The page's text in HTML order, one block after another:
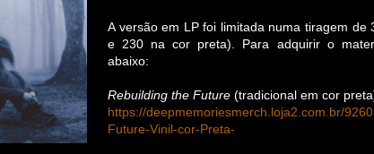
A versão em LP foi limitada numa tiragem de
e 230 na cor preta). Para adquirir o
abaixo:
Rebuilding the Future (tradicional em cor
https://deepmemoriesmerch.loja2.com.br/
Future-Vinil-cor-Preta-